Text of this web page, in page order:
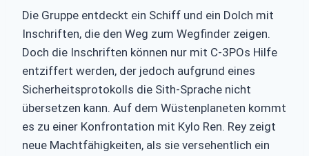
Die Gruppe entdeckt ein Schiff und ein Dolch mit
Inschriften, die den Weg zum Wegfinder zeigen.
Doch die Inschriften können nur mit C-3POs Hilfe
entziffert werden, der jedoch aufgrund eines
Sicherheitsprotokolls die Sith-Sprache nicht
übersetzen kann. Auf dem Wüstenplaneten kommt
es zu einer Konfrontation mit Kylo Ren. Rey zeigt
neue Machtfähigkeiten, als sie versehentlich ein